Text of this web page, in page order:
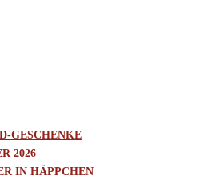
GESCHENKE
2026
IN HÄPPCHEN